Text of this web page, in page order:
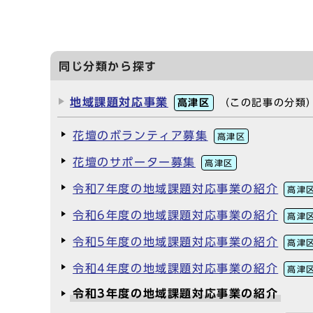
同じ分類から探す
地域課題対応事業 高津区 （この記事の分類）
花壇のボランティア募集 高津区
花壇のサポーター募集 高津区
令和7年度の地域課題対応事業の紹介 高津
令和6年度の地域課題対応事業の紹介 高津
令和5年度の地域課題対応事業の紹介 高津
令和4年度の地域課題対応事業の紹介 高津
令和3年度の地域課題対応事業の紹介